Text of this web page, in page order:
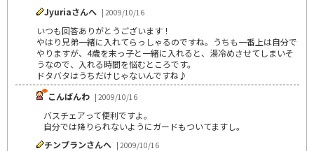
Jyuriaさんへ | 2009/10/16
いつも回答ありがとうございます！
やはり兄弟一緒に入れてらっしゃるのですね。うちも一番上は自分で
やりますが、4歳を末っ子と一緒に入れると、湯冷めさせてしまいそ
うなので、入れる時間を悩むところです。
ドタバタはうちだけじゃないんですね♪
こんばんわ | 2009/10/16
バスチェアって便利ですよ。
自分では降りられないようにガードもついてますし。
チンプランさんへ | 2009/10/16